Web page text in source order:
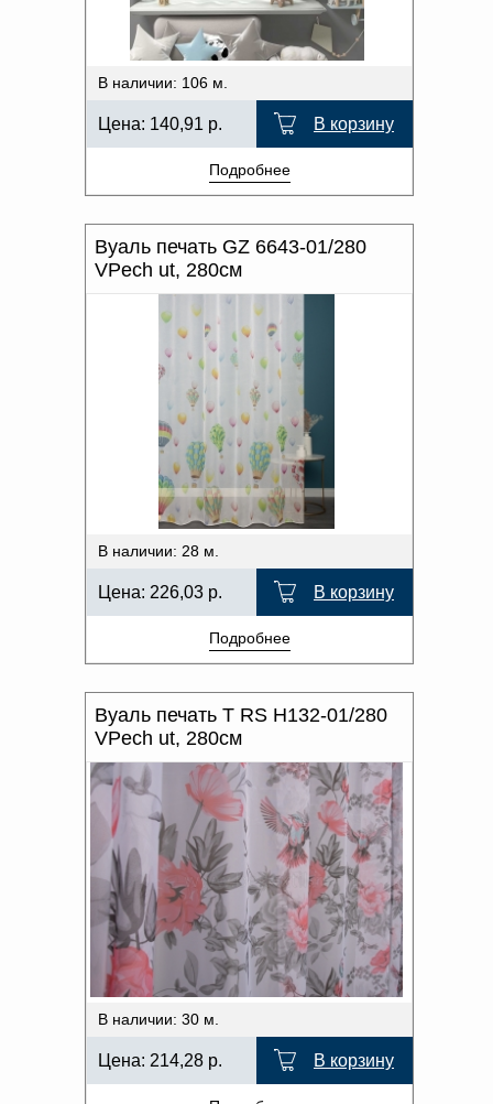
В наличии: 106 м.
Цена: 140,91 р. В корзину
Подробнее
Вуаль печать GZ 6643-01/280
VPech ut, 280см
В наличии: 28 м.
Цена: 226,03 р. В корзину
Подробнее
Вуаль печать T RS H132-01/280
VPech ut, 280см
В наличии: 30 м.
Цена: 214,28 р. В корзину